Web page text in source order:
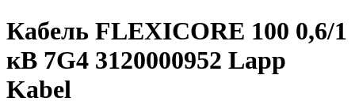
Кабель FLEXICORE 100 0,6/1
кВ 7G4 3120000952 Lapp
Kabel